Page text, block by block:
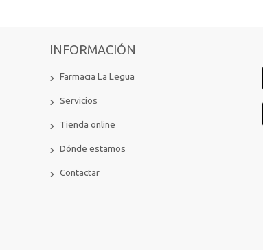
INFORMACIÓN
Farmacia La Legua
Servicios
Tienda online
Dónde estamos
Contactar